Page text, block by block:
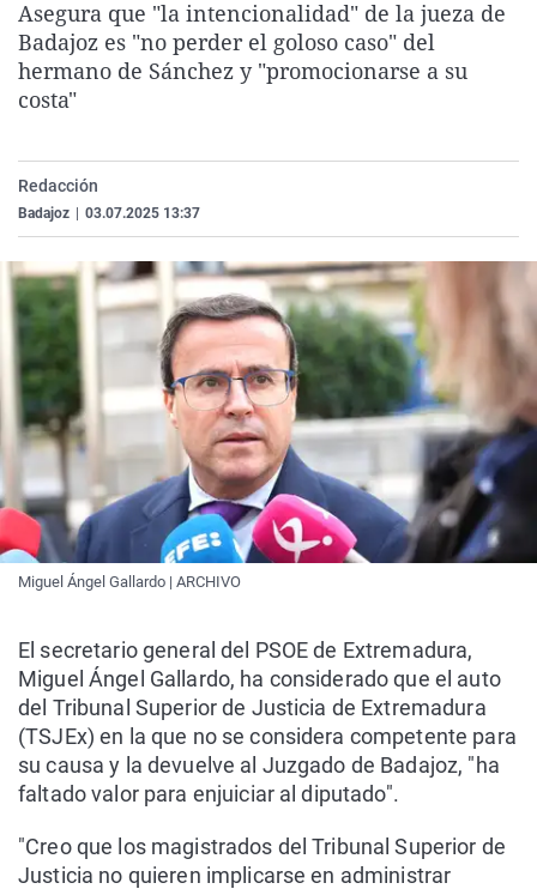
La rosa de los vientos
Gente viajera
Caso
Retornados
Extremadura
Galicia
Virales
Televisión
Asegura que "la intencionalidad" de la jueza de
Badajoz es "no perder el goloso caso" del
hermano de Sánchez y "promocionarse a su
costa"
Redacción
Badajoz 03.07.2025 13:37
Miguel Ángel Gallardo | ARCHIVO
El secretario general del PSOE de Extremadura,
Miguel Ángel Gallardo, ha considerado que el auto
del Tribunal Superior de Justicia de Extremadura
(TSJEx) en la que no se considera competente para
su causa y la devuelve al Juzgado de Badajoz, "ha
faltado valor para enjuiciar al diputado".
"Creo que los magistrados del Tribunal Superior de
Justicia no quieren implicarse en administrar